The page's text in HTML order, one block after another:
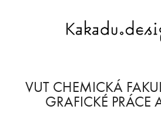
VUT CHEMICKÁ
GRAFICKÉ PRÁCE